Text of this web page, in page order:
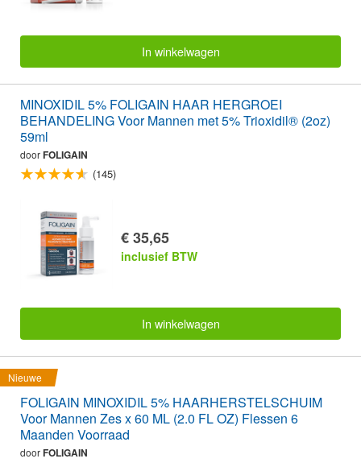
In winkelwagen
MINOXIDIL 5% FOLIGAIN HAAR HERGROEI
BEHANDELING Voor Mannen met 5% Trioxidil® (2oz)
59ml
doorFOLIGAIN
(145)
€ 35,65
inclusief BTW
In winkelwagen
Nieuwe
FOLIGAIN MINOXIDIL 5% HAARHERSTELSCHUIM
Voor Mannen Zes x 60 ML (2.0 FL OZ) Flessen 6
Maanden Voorraad
doorFOLIGAIN